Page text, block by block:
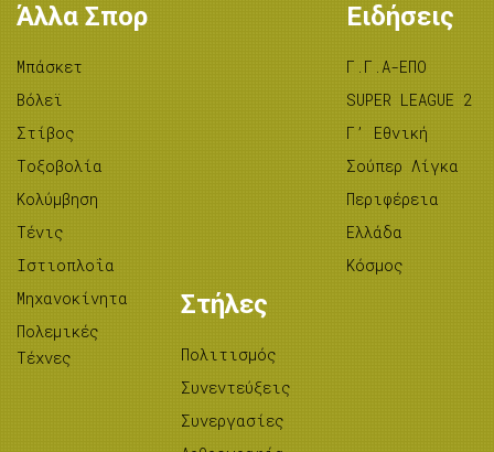
Άλλα Σπορ
Μπάσκετ
Βόλεϊ
Στίβος
Tοξοβολία
Κολύμβηση
Τένις
Ιστιοπλοΐα
Μηχανοκίνητα
Πολεμικές
Τέχνες
Ειδήσεις
Γ.Γ.Α-ΕΠΟ
SUPER LEAGUE 2
Γ’ Εθνική
Σούπερ Λίγκα
Περιφέρεια
Ελλάδα
Κόσμος
Στήλες
Πολιτισμός
Συνεντεύξεις
Συνεργασίες